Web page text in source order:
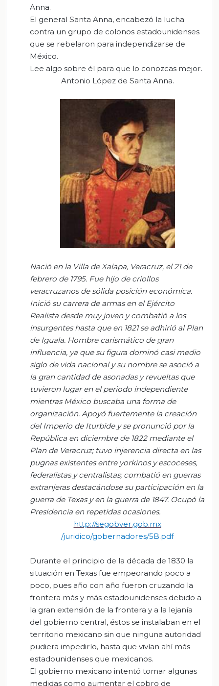
Anna.
El general Santa Anna, encabezó la lucha
contra un grupo de colonos estadounidenses
que se rebelaron para independizarse de
México.
Lee algo sobre él para que lo conozcas mejor.
Antonio López de Santa Anna.
Nació en la Villa de Xalapa, Veracruz, el 21 de
febrero de 1795. Fue hijo de criollos
veracruzanos de sólida posición económica.
Inició su carrera de armas en el Ejército
Realista desde muy joven y combatió a los
insurgentes hasta que en 1821 se adhirió al Plan
de Iguala. Hombre carismático de gran
influencia, ya que su figura dominó casi medio
siglo de vida nacional y su nombre se asoció a
la gran cantidad de asonadas y revueltas que
tuvieron lugar en el periodo independiente
mientras México buscaba una forma de
organización. Apoyó fuertemente la creación
del Imperio de Iturbide y se pronunció por la
República en diciembre de 1822 mediante el
Plan de Veracruz; tuvo injerencia directa en las
pugnas existentes entre yorkinosy escoceses,
federalistas y centralistas; combatió en guerras
extranjeras destacándose su participación en la
guerra de Texas y en la guerra de 1847. Ocupó la
Presidencia en repetidas ocasiones.
http://segobver.gob.mx
/juridico/gobernadores/5B.pdf
Durante el principio de la década de 1830 la
situación en Texas fue empeorando poco a
poco, pues año con año fueron cruzando la
frontera más y más estadounidenses debido a
la gran extensión de la frontera y a la lejanía
del gobierno central, éstos se instalaban en el
territorio mexicano sin que ninguna autoridad
pudiera impedirlo, hasta que vivían ahí más
estadounidenses que mexicanos.
El gobierno mexicano intentó tomar algunas
medidas como aumentar el cobro de